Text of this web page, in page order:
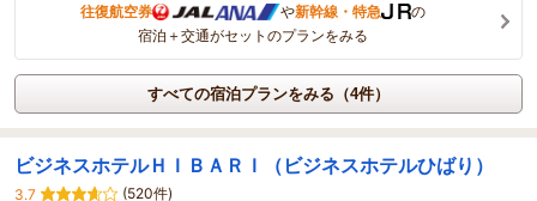
往復航空券 や新幹線・特急
の
宿泊＋交通がセットのプランをみる
すべての宿泊プランをみる（4件）
ビジネスホテルＨＩＢＡＲＩ（ビジネスホテルひばり）
3.7
(520件)